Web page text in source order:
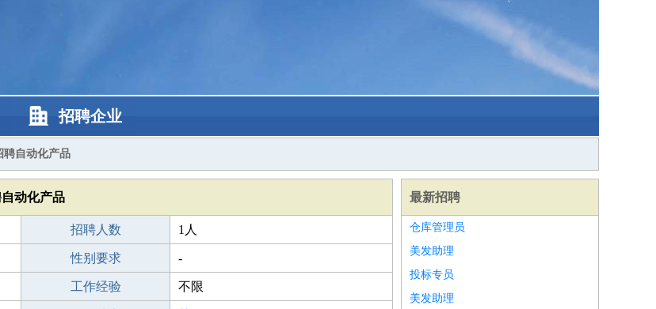
招聘企业
聘自动化产品
动化产品
招聘人数 1人
性别要求 -
工作经验 不限
最新招聘
仓库管理员
美发助理
投标专员
美发助理